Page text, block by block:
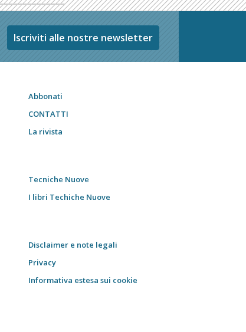
Iscriviti alle nostre newsletter
Abbonati
CONTATTI
La rivista
Tecniche Nuove
I libri Techiche Nuove
Disclaimer e note legali
Privacy
Informativa estesa sui cookie